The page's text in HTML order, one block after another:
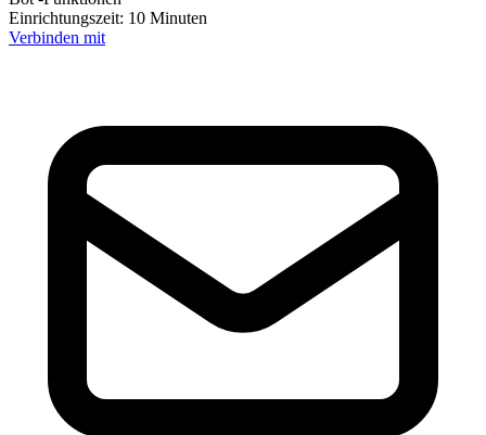
Einrichtungszeit: 10 Minuten
Verbinden mit